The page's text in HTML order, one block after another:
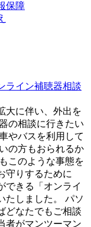
保障
ライン補聴器相談
大に伴い、外出を
の相談に行きたい
やバスを利用して
の方もおられるか
このような事態を
守りするために
できる「オンライ
たしました。 パソ
どなたでもご相談
者がマンツーマン